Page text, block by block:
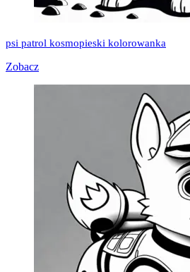
psi patrol kosmopieski kolorowanka
Zobacz